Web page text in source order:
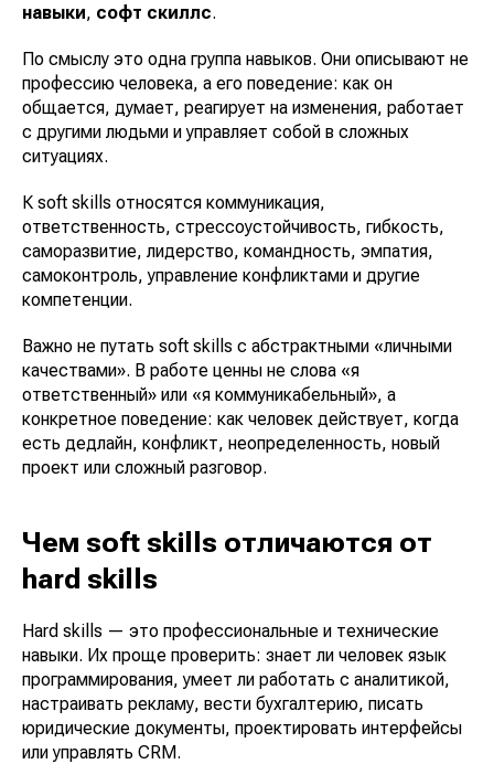
навыки, софт скиллс.
По смыслу это одна группа навыков. Они описывают не
профессию человека, а его поведение: как он
общается, думает, реагирует на изменения, работает
с другими людьми и управляет собой в сложных
ситуациях.
К soft skills относятся коммуникация,
ответственность, стрессоустойчивость, гибкость,
саморазвитие, лидерство, командность, эмпатия,
самоконтроль, управление конфликтами и другие
компетенции.
Важно не путать soft skills с абстрактными «личными
качествами». В работе ценны не слова «я
ответственный» или «я коммуникабельный», а
конкретное поведение: как человек действует, когда
есть дедлайн, конфликт, неопределенность, новый
проект или сложный разговор.
Чем soft skills отличаются от
hard skills
Hard skills — это профессиональные и технические
навыки. Их проще проверить: знает ли человек язык
программирования, умеет ли работать с аналитикой,
настраивать рекламу, вести бухгалтерию, писать
юридические документы, проектировать интерфейсы
или управлять CRM.